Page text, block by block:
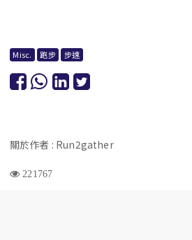
Misc. 跑步 步速
關於作者 : Run2gather
221767